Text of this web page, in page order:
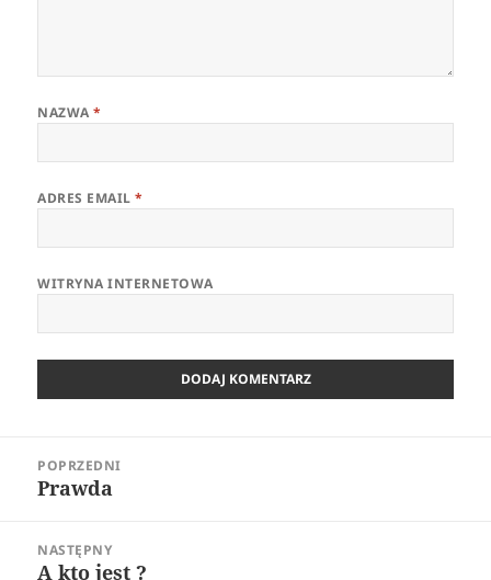
NAZWA*
ADRES EMAIL*
WITRYNA INTERNETOWA
wpisuPOPRZEDNI
Poprzedni
Prawda
NASTĘPNY
Następny
A kto jest ?